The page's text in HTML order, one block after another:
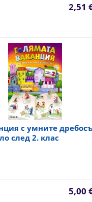
2,51
с умните
след 2. клас
5,00